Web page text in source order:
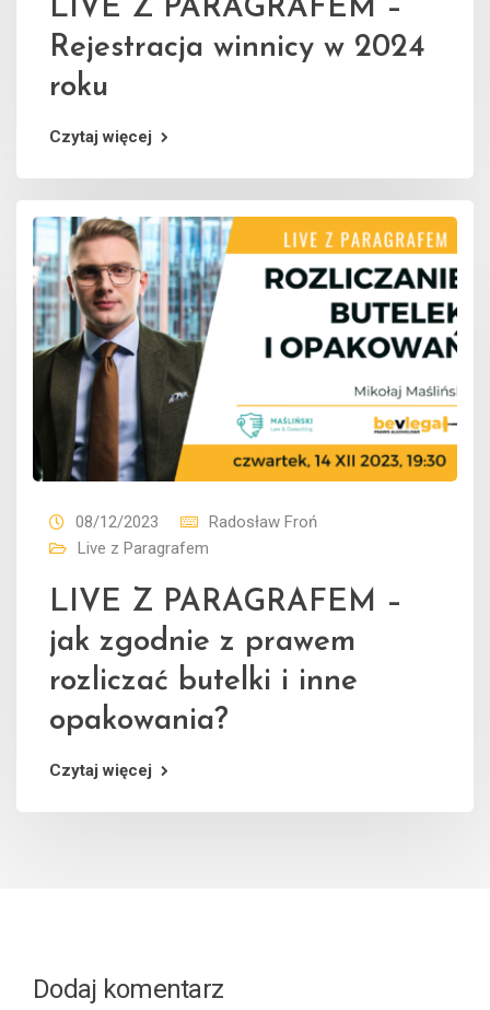
LIVE Z PARAGRAFEM –
Rejestracja winnicy w 2024
roku
Czytaj więcej
08/12/2023
Radosław Froń
Live z Paragrafem
LIVE Z PARAGRAFEM –
jak zgodnie z prawem
rozliczać butelki i inne
opakowania?
Czytaj więcej
Dodaj komentarz